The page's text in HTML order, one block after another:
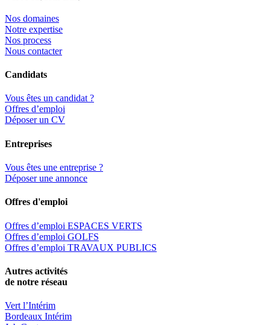
Nos domaines
Notre expertise
Nos process
Nous contacter
Candidats
Vous êtes un candidat ?
Offres d’emploi
Déposer un CV
Entreprises
Vous êtes une entreprise ?
Déposer une annonce
Offres d'emploi
Offres d’emploi ESPACES VERTS
Offres d’emploi GOLFS
Offres d’emploi TRAVAUX PUBLICS
Autres activités
de notre réseau
Vert l’Intérim
Bordeaux Intérim